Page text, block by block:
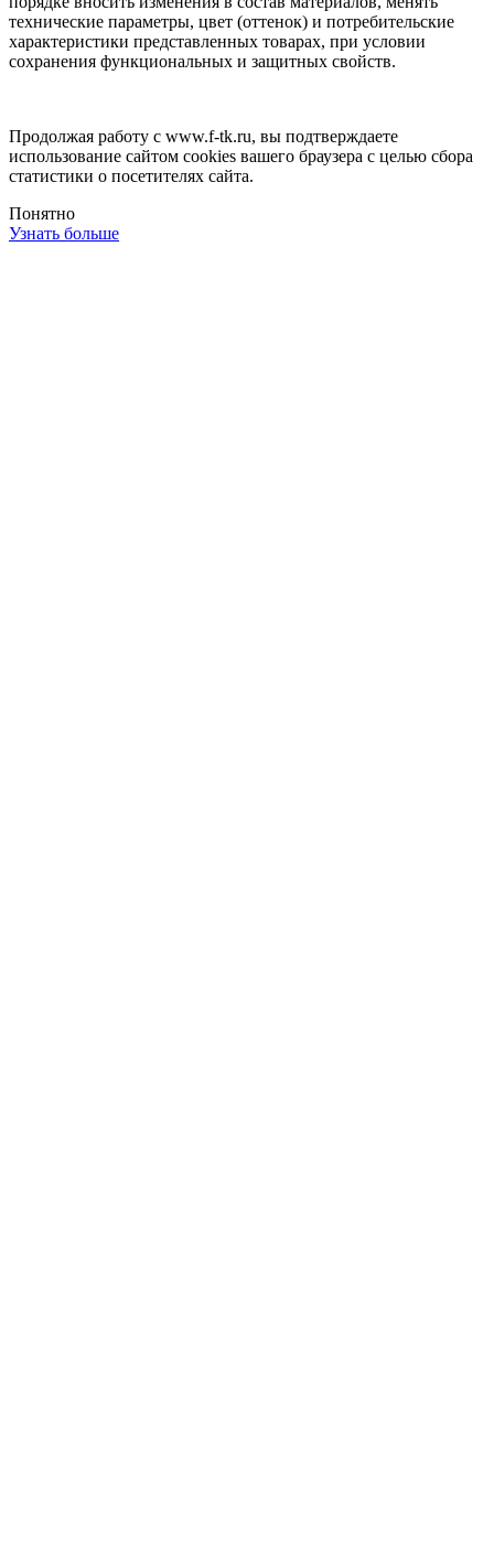
технические параметры, цвет (оттенок) и потребительские
характеристики представленных товарах, при условии
сохранения функциональных и защитных свойств.
Продолжая работу с www.f-tk.ru, вы подтверждаете
использование сайтом cookies вашего браузера с целью сбора
статистики о посетителях сайта.
Понятно
Узнать больше